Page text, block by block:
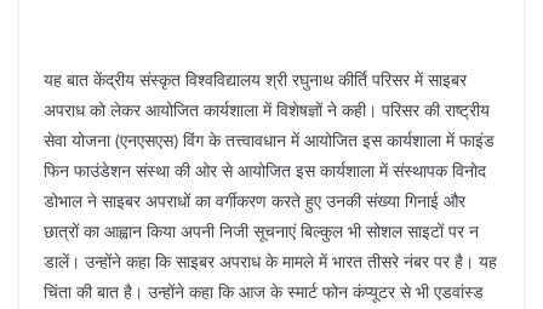
यह बात केंद्रीय संस्कृत विश्वविद्यालय श्री रघुनाथ कीर्ति परिसर में साइबर
अपराध को लेकर आयोजित कार्यशाला में विशेषज्ञों ने कही। परिसर की राष्ट्रीय
सेवा योजना (एनएसएस) विंग के तत्त्वावधान में आयोजित इस कार्यशाला में फाइंड
फिन फाउंडेशन संस्था की ओर से आयोजित इस कार्यशाला में संस्थापक विनोद
डोभाल ने साइबर अपराधों का वर्गीकरण करते हुए उनकी संख्या गिनाई और
छात्रों का आह्वान किया अपनी निजी सूचनाएं बिल्कुल भी सोशल साइटों पर न
डालें। उन्होंने कहा कि साइबर अपराध के मामले में भारत तीसरे नंबर पर है। यह
चिंता की बात है। उन्होंने कहा कि आज के स्मार्ट फोन कंप्यूटर से भी एडवांस्ड